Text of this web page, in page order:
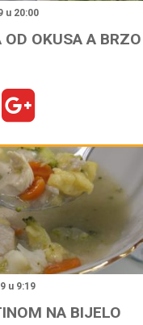
u 20:00
OKUSA A BRZO
u 9:19
NA BIJELO